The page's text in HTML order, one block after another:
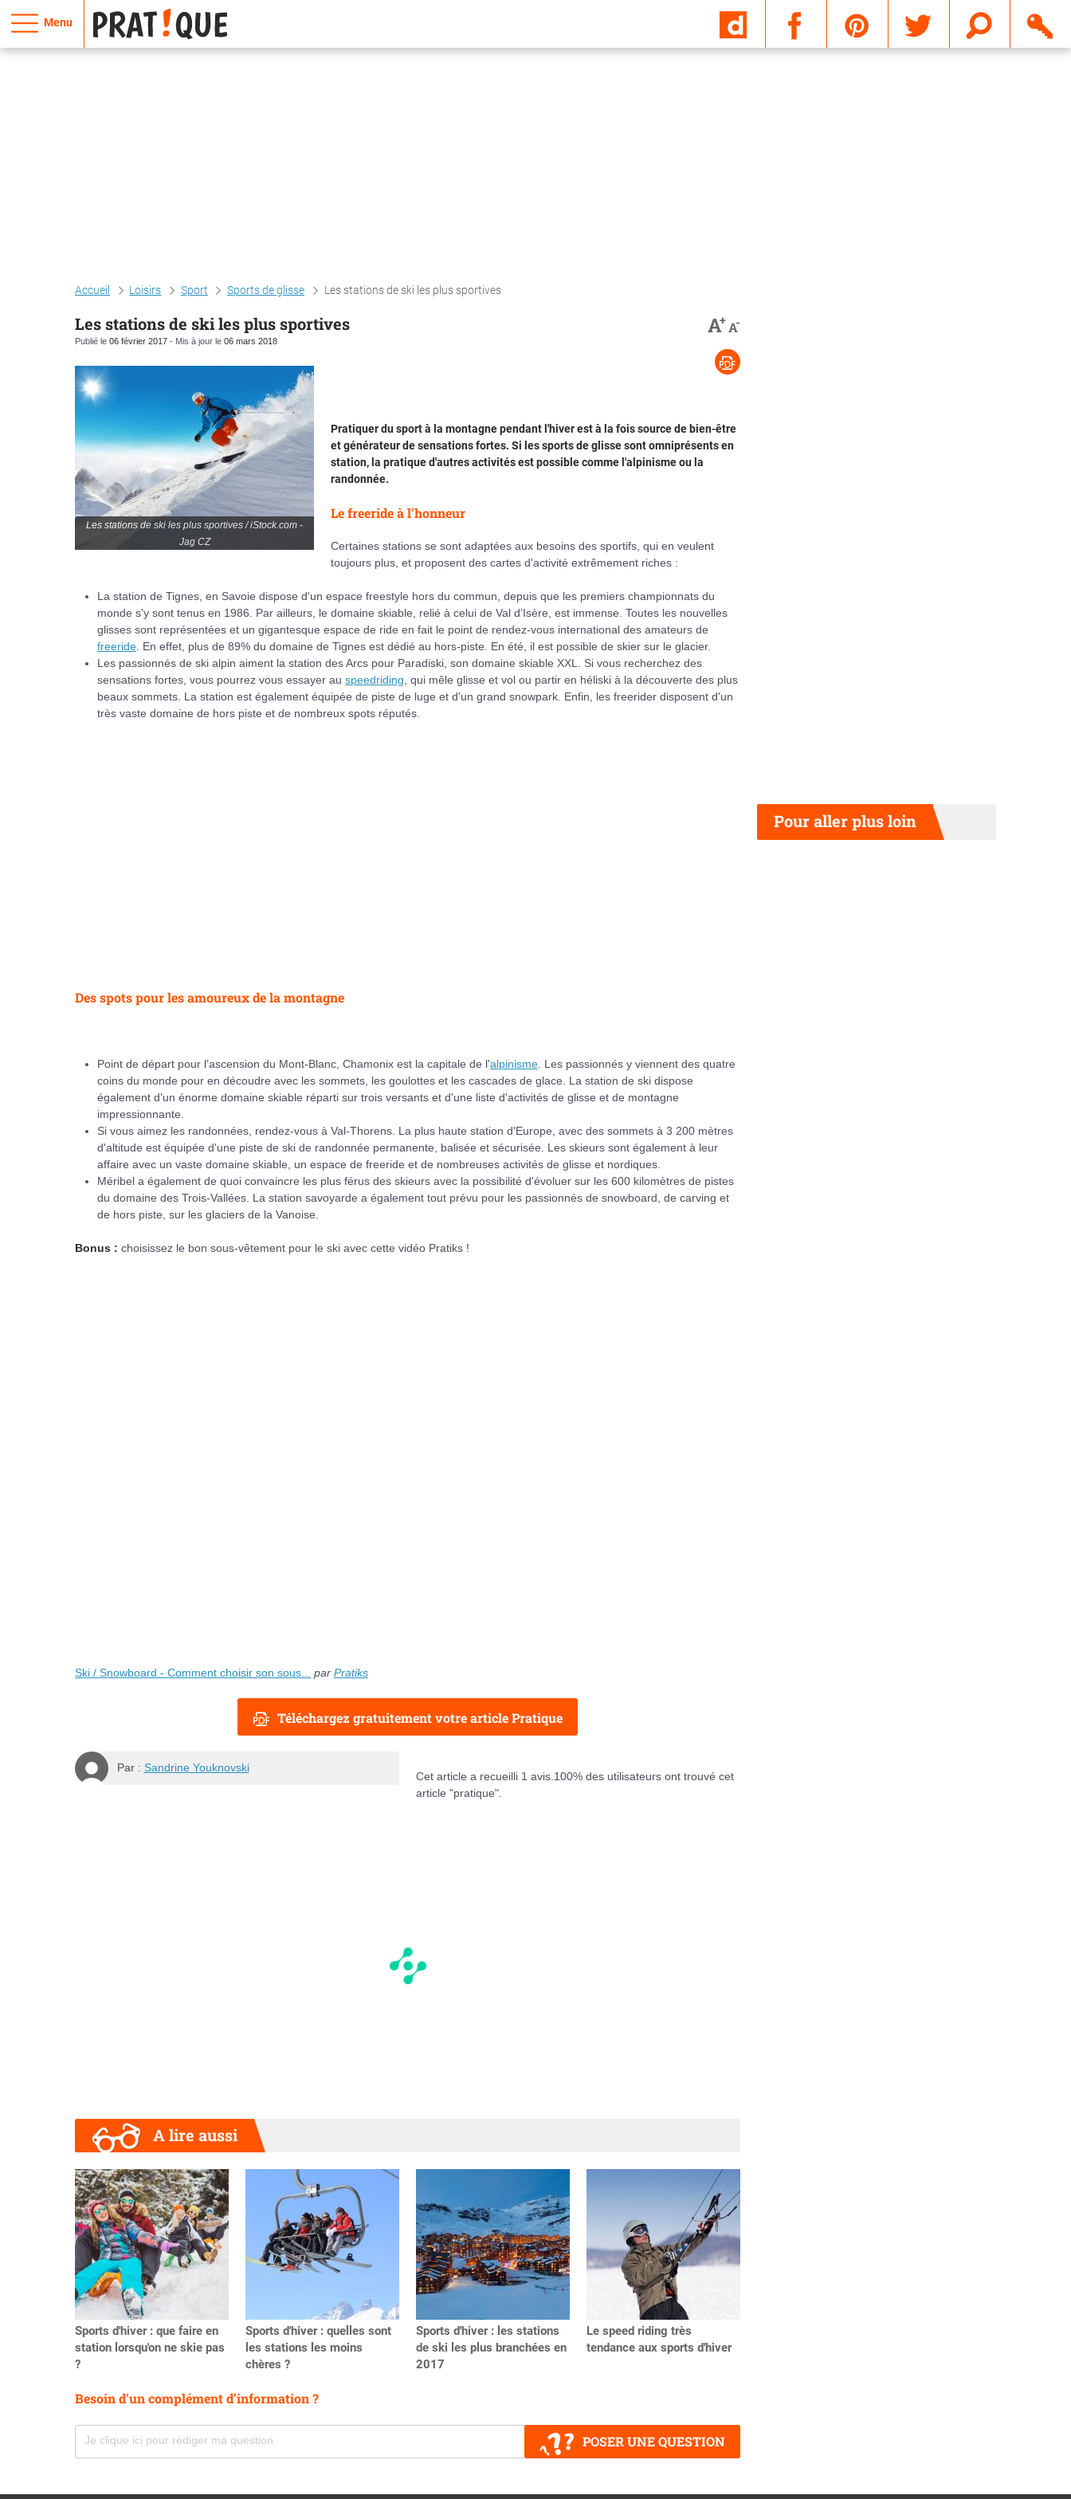
Menu
Accueil Loisirs Sport Sports de glisse Les stations de ski les plus sportives
Les stations de ski les plus sportives
Publié le 06 février 2017 - Mis à jour le 06 mars 2018
A+A-
Les stations de ski les plus sportives / iStock.com -
Jag CZ
Pratiquer du sport à la montagne pendant l'hiver est à la fois source de bien-être
et générateur de sensations fortes. Si les sports de glisse sont omniprésents en
station, la pratique d'autres activités est possible comme l'alpinisme ou la
randonnée.
Le freeride à l'honneur
Certaines stations se sont adaptées aux besoins des sportifs, qui en veulent
toujours plus, et proposent des cartes d'activité extrêmement riches :
La station de Tignes, en Savoie dispose d'un espace freestyle hors du commun, depuis que les premiers championnats du
monde s'y sont tenus en 1986. Par ailleurs, le domaine skiable, relié à celui de Val d’Isère, est immense. Toutes les nouvelles
glisses sont représentées et un gigantesque espace de ride en fait le point de rendez-vous international des amateurs de
freeride . En effet, plus de 89% du domaine de Tignes est dédié au hors-piste. En été, il est possible de skier sur le glacier.
Les passionnés de ski alpin aiment la station des Arcs pour Paradiski, son domaine skiable XXL. Si vous recherchez des
sensations fortes, vous pourrez vous essayer au speedriding , qui mêle glisse et vol ou partir en héliski à la découverte des plus
beaux sommets. La station est également équipée de piste de luge et d'un grand snowpark. Enfin, les freerider disposent d'un
très vaste domaine de hors piste et de nombreux spots réputés.
Des spots pour les amoureux de la montagne
Point de départ pour l’ascension du Mont-Blanc, Chamonix est la capitale de l'alpinisme . Les passionnés y viennent des quatre
coins du monde pour en découdre avec les sommets, les goulottes et les cascades de glace. La station de ski dispose
également d'un énorme domaine skiable réparti sur trois versants et d'une liste d'activités de glisse et de montagne
impressionnante.
Si vous aimez les randonnées, rendez-vous à Val-Thorens. La plus haute station d'Europe, avec des sommets à 3 200 mètres
d'altitude est équipée d'une piste de ski de randonnée permanente, balisée et sécurisée. Les skieurs sont également à leur
affaire avec un vaste domaine skiable, un espace de freeride et de nombreuses activités de glisse et nordiques.
Méribel a également de quoi convaincre les plus férus des skieurs avec la possibilité d'évoluer sur les 600 kilomètres de pistes
du domaine des Trois-Vallées. La station savoyarde a également tout prévu pour les passionnés de snowboard, de carving et
de hors piste, sur les glaciers de la Vanoise.
Bonus : choisissez le bon sous-vêtement pour le ski avec cette vidéo Pratiks !
Ski / Snowboard - Comment choisir son sous... par Pratiks
Téléchargez gratuitement votre article Pratique
Par : Sandrine Youknovski
Cet article a recueilli 1 avis. 100% des utilisateurs ont trouvé cet
article "pratique".
A lire aussi
Sports d'hiver : que faire en
station lorsqu'on ne skie pas
?
Sports d'hiver : quelles sont
les stations les moins
chères ?
Sports d'hiver : les stations
de ski les plus branchées en
2017
Le speed riding très
tendance aux sports d'hiver
Précédent
Besoin d'un complément d'information ?
POSER UNE QUESTION
Pour aller plus loin